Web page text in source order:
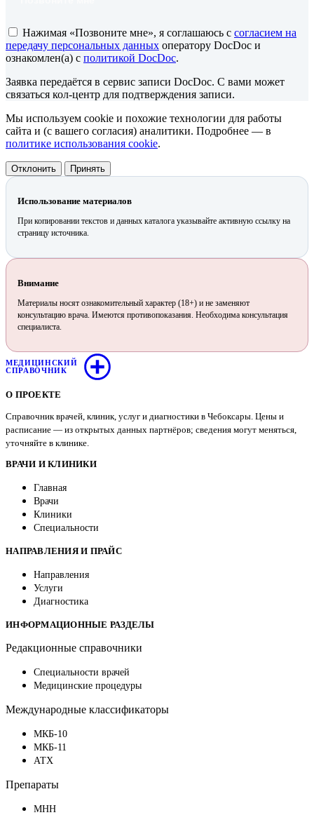
Нажимая «Позвоните мне», я соглашаюсь с согласием на
передачу персональных данных оператору DocDoc и
ознакомлен(а) с политикой DocDoc.
Заявка передаётся в сервис записи DocDoc. С вами может
связаться кол-центр для подтверждения записи.
Мы используем cookie и похожие технологии для работы
сайта и (с вашего согласия) аналитики. Подробнее — в
политике использования cookie.
Отклонить Принять
Использование материалов
При копировании текстов и данных каталога указывайте активную ссылку на
страницу источника.
Внимание
Материалы носят ознакомительный характер (18+) и не заменяют
консультацию врача. Имеются противопоказания. Необходима консультация
специалиста.
МЕДИЦИНСКИЙ
СПРАВОЧНИК
О ПРОЕКТЕ
Справочник врачей, клиник, услуг и диагностики в Чебоксары. Цены и
расписание — из открытых данных партнёров; сведения могут меняться,
уточняйте в клинике.
ВРАЧИ И КЛИНИКИ
Главная
Врачи
Клиники
Специальности
НАПРАВЛЕНИЯ И ПРАЙС
Направления
Услуги
Диагностика
ИНФОРМАЦИОННЫЕ РАЗДЕЛЫ
Редакционные справочники
Специальности врачей
Медицинские процедуры
Международные классификаторы
МКБ-10
МКБ-11
АТХ
Препараты
МНН